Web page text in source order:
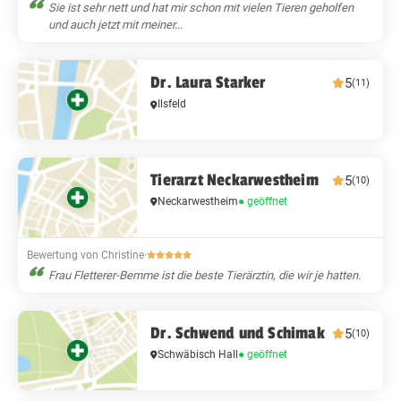
Sie ist sehr nett und hat mir schon mit vielen Tieren geholfen
und auch jetzt mit meiner...
Dr. Laura Starker 5(11)
Ilsfeld
Tierarzt Neckarwestheim 5(10)
Neckarwestheim● geöffnet
Bewertung von Christine·
Frau Fletterer-Bemme ist die beste Tierärztin, die wir je hatten.
Dr. Schwend und Schimak 5(10)
Schwäbisch Hall● geöffnet